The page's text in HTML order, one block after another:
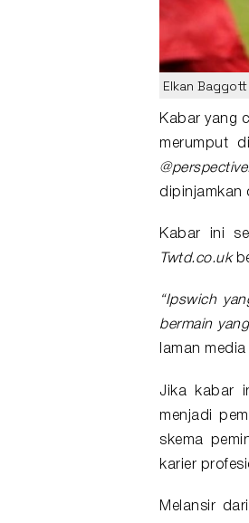
Elkan
Kabar yang
merumput
dipinjamkan
Kabar ini
Twtd.co.uk
“Ipswich
bermain
laman media
Jika kabar
menjadi
skema
karier
Melansir